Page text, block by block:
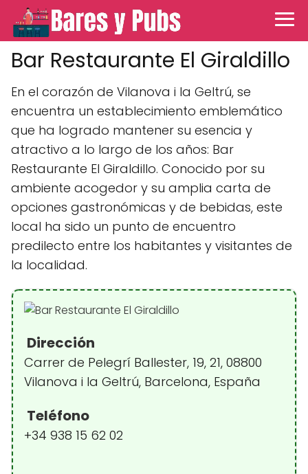
Bar Restaurante El Giraldillo
En el corazón de Vilanova i la Geltrú, se
encuentra un establecimiento emblemático
que ha logrado mantener su esencia y
atractivo a lo largo de los años: Bar
Restaurante El Giraldillo. Conocido por su
ambiente acogedor y su amplia carta de
opciones gastronómicas y de bebidas, este
local ha sido un punto de encuentro
predilecto entre los habitantes y visitantes de
la localidad.
Dirección
Carrer de Pelegrí Ballester, 19, 21, 08800
Vilanova i la Geltrú, Barcelona, España
Teléfono
+34 938 15 62 02